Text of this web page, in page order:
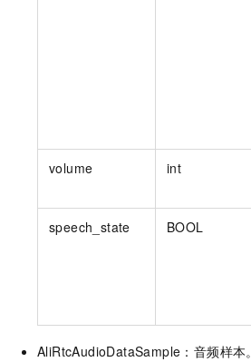
volume int
speech_state BOOL
AliRtcAudioDataSample：音频样本。